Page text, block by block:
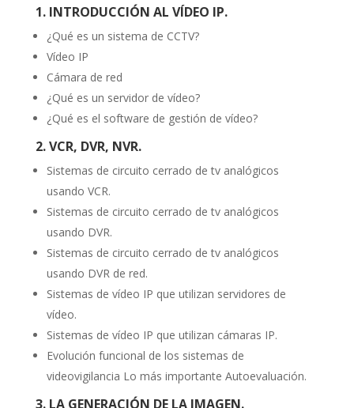
1. INTRODUCCIÓN AL VÍDEO IP.
¿Qué es un sistema de CCTV?
Vídeo IP
Cámara de red
¿Qué es un servidor de vídeo?
¿Qué es el software de gestión de vídeo?
2. VCR, DVR, NVR.
Sistemas de circuito cerrado de tv analógicos
usando VCR.
Sistemas de circuito cerrado de tv analógicos
usando DVR.
Sistemas de circuito cerrado de tv analógicos
usando DVR de red.
Sistemas de vídeo IP que utilizan servidores de
vídeo.
Sistemas de vídeo IP que utilizan cámaras IP.
Evolución funcional de los sistemas de
videovigilancia Lo más importante Autoevaluación.
3. LA GENERACIÓN DE LA IMAGEN.